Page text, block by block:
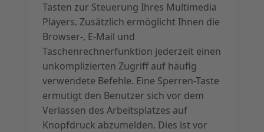
Tasten zur Steuerung Ihres Multimedia
Players. Zusätzlich ermöglicht Ihnen die
Browser-, E-Mail und
Taschenrechnerfunktion jederzeit einen
unkomplizierten Zugriff auf häufig
verwendete Befehle. Eine Sperren-Taste
ermutigt den Benutzer sich vor dem
Verlassen des Arbeitsplatzes auf
Knopfdruck abzumelden. Dies ist vor